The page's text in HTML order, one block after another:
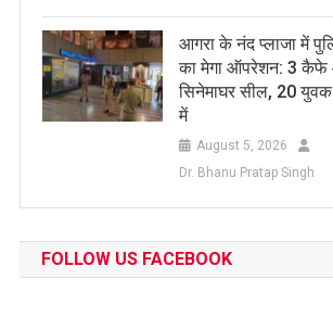
आगरा के नंद प्लाजा में
का मेगा ऑपरेशन: 3 कैफे
सिनेमाघर सील, 20
में
August 5, 2026
Dr. Bhanu Pratap Singh
FOLLOW US FACEBOOK